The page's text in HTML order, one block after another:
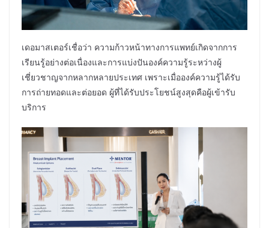
เดอมาสเตอร์เชื่อว่า ความก้าวหน้าทางการแพทย์เกิดจากการ
เรียนรู้อย่างต่อเนื่องและการแบ่งปันองค์ความรู้ระหว่างผู้
เชี่ยวชาญจากหลากหลายประเทศ เพราะเมื่อองค์ความรู้ได้รับ
การถ่ายทอดและต่อยอด ผู้ที่ได้รับประโยชน์สูงสุดคือผู้เข้ารับ
บริการ